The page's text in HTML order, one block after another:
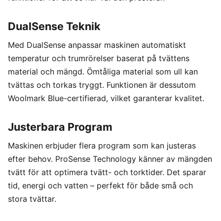
DualSense Teknik
Med DualSense anpassar maskinen automatiskt
temperatur och trumrörelser baserat på tvättens
material och mängd. Ömtåliga material som ull kan
tvättas och torkas tryggt. Funktionen är dessutom
Woolmark Blue-certifierad, vilket garanterar kvalitet.
Justerbara Program
Maskinen erbjuder flera program som kan justeras
efter behov. ProSense Technology känner av mängden
tvätt för att optimera tvätt- och torktider. Det sparar
tid, energi och vatten – perfekt för både små och
stora tvättar.